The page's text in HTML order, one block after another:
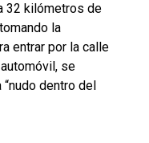
32 kilómetros de
la
entrar por la calle
se
dentro del